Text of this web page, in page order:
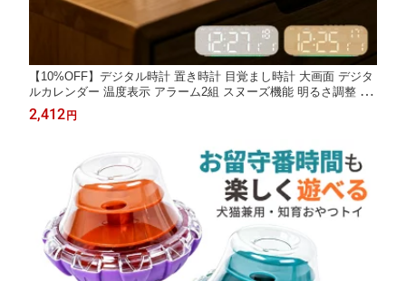
【10%OFF】デジタル時計 置き時計 目覚まし時計 大画面 デジタ
ルカレンダー 温度表示 アラーム2組 スヌーズ機能 明るさ調整 US
B給電 タイマー機能 北欧 シンプル 寝室 リビング インテリア 月
日/曜日/時刻表示 24時間表示 カウントダウン カウントアップ LE
2,412円